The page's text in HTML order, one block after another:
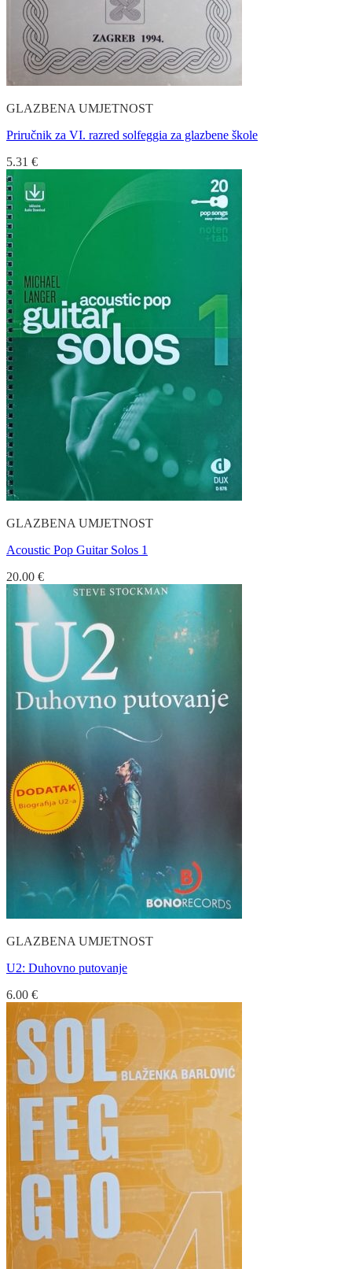
GLAZBENA UMJETNOST
Priručnik za VI. razred solfeggia za glazbene škole
5.31 €
GLAZBENA UMJETNOST
Acoustic Pop Guitar Solos 1
20.00 €
GLAZBENA UMJETNOST
U2: Duhovno putovanje
6.00 €